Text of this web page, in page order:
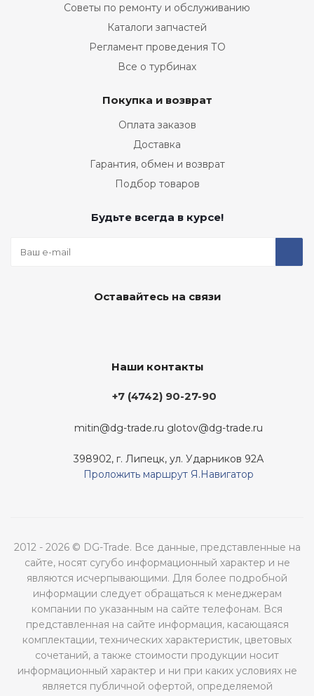
Советы по ремонту и обслуживанию
Каталоги запчастей
Регламент проведения ТО
Все о турбинах
Покупка и возврат
Оплата заказов
Доставка
Гарантия, обмен и возврат
Подбор товаров
Будьте всегда в курсе!
Оставайтесь на связи
Наши контакты
+7 (4742) 90-27-90
mitin@dg-trade.ru glotov@dg-trade.ru
398902, г. Липецк, ул. Ударников 92А
Проложить маршрут Я.Навигатор
2012 - 2026 © DG-Trade. Все данные, представленные на
сайте, носят сугубо информационный характер и не
являются исчерпывающими. Для более подробной
информации следует обращаться к менеджерам
компании по указанным на сайте телефонам. Вся
представленная на сайте информация, касающаяся
комплектации, технических характеристик, цветовых
сочетаний, а также стоимости продукции носит
информационный характер и ни при каких условиях не
является публичной офертой, определяемой